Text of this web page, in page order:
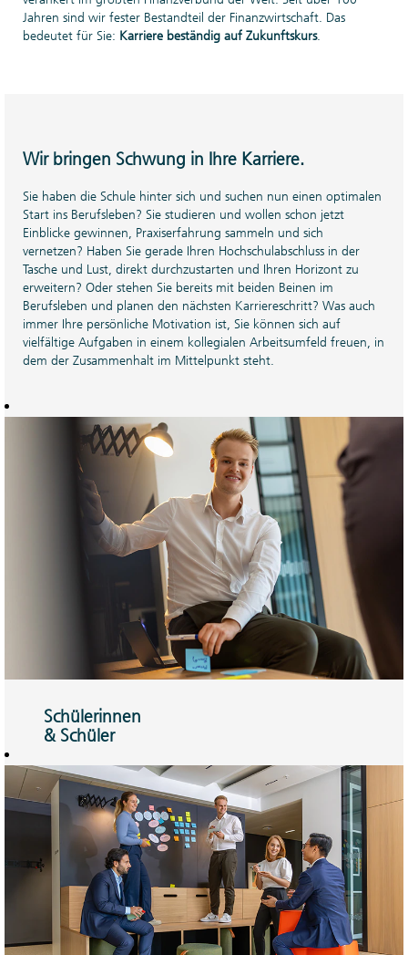
Jahren sind wir fester Bestandteil der Finanzwirtschaft. Das
bedeutet für Sie: Karriere beständig auf Zukunftskurs.
Wir bringen Schwung in Ihre Karriere.
Sie haben die Schule hinter sich und suchen nun einen optimalen
Start ins Berufsleben? Sie studieren und wollen schon jetzt
Einblicke gewinnen, Praxiserfahrung sammeln und sich
vernetzen? Haben Sie gerade Ihren Hochschulabschluss in der
Tasche und Lust, direkt durchzustarten und Ihren Horizont zu
erweitern? Oder stehen Sie bereits mit beiden Beinen im
Berufsleben und planen den nächsten Karriereschritt? Was auch
immer Ihre persönliche Motivation ist, Sie können sich auf
vielfältige Aufgaben in einem kollegialen Arbeitsumfeld freuen, in
dem der Zusammenhalt im Mittelpunkt steht.
Schülerinnen
& Schüler
Ausbildung oder
Duales Studium –
Sie können mit der
perfekten
Kombination
rechnen.
Hier mehr
erfahren!